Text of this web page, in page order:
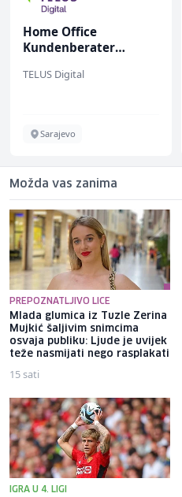
Home Office
Kundenberater
TELUS Digital
Sarajevo
Možda vas zanima
PREPOZNATLJIVO LICE
Mlada glumica iz Tuzle Zerina
Mujkić šaljivim snimcima
osvaja publiku: Ljude je uvijek
teže nasmijati nego rasplakati
15 sati
IGRA U 4. LIGI